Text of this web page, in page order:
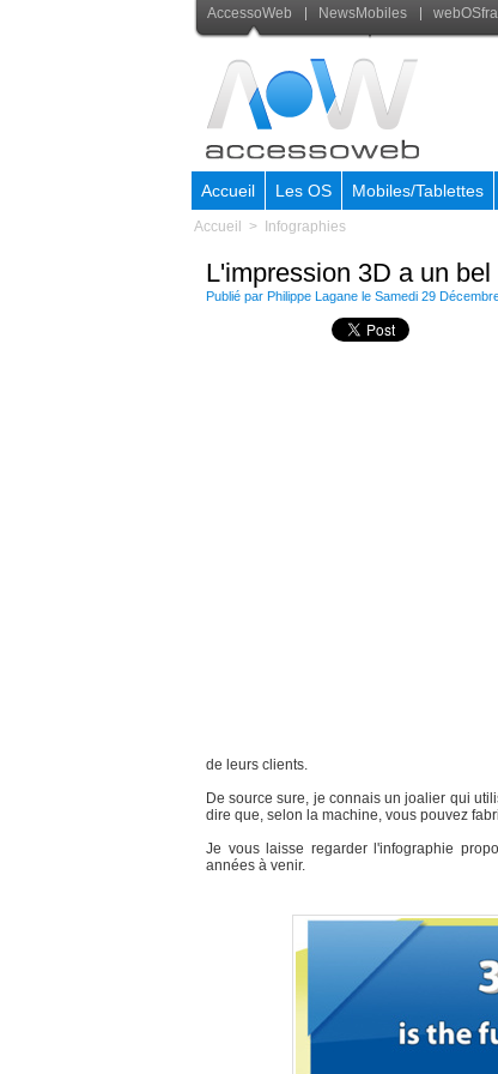
AccessoWeb NewsMobiles
Accueil Les OS Mobiles/Tablettes
Accueil > Infographies
L'impression 3D a un
Publié par Philippe Lagane le Samedi 29
de leurs clients.
De source sure, je connais un joalier qui
dire que, selon la machine, vous pouvez
Je vous laisse regarder l'infographie
années à venir.